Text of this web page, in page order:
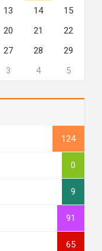
13 14
15
20 21
22
27 28
29
3 4 5
124
0
9
91
65